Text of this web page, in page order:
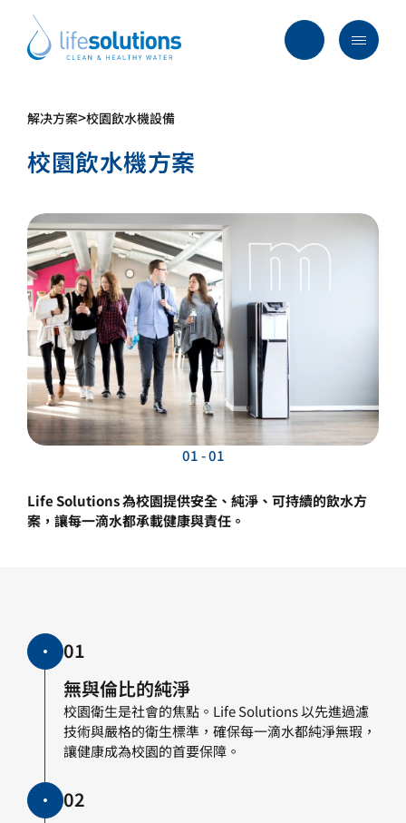
content
香
Menu
行業及方案
主要服務
過往項目
最新資訊
關於我們
常見問題
解决方案>校園飲水機設備
校園飲水機方案
01 - 01
Life Solutions 為校園提供安全、純淨、可持續的飲水方
案，讓每一滴水都承載健康與責任。
01
無與倫比的純淨
校園衛生是社會的焦點。Life Solutions 以先進過濾
技術與嚴格的衛生標準，確保每一滴水都純淨無瑕，
讓健康成為校園的首要保障。
02